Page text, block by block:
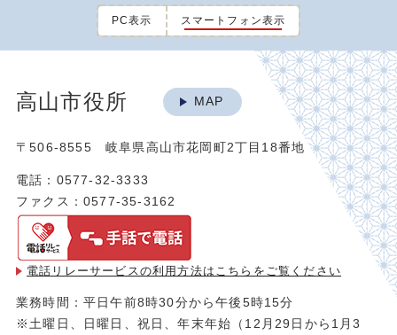
PC表示 スマートフォン表示
高山市役所 MAP
〒506-8555 岐阜県高山市花岡町2丁目18番地
電話：0577-32-3333
ファクス：0577-35-3162
電話リレーサービスの利用方法は こちらをご覧ください
業務時間：平日午前8時30分から午後5時15分
※土曜日、日曜日、祝日、年末年始（12月29日から1月3